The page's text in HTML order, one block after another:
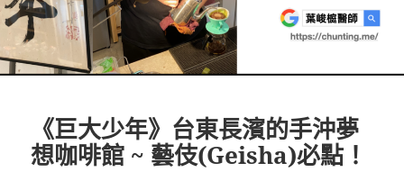
《巨大少年》台東長濱的手沖夢
想咖啡館 ~ 藝伎(Geisha)必點！